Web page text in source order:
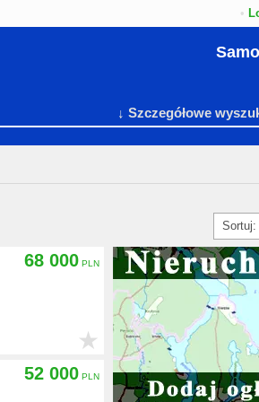
•
↓ Szczegółowe
68 000
★
52 000